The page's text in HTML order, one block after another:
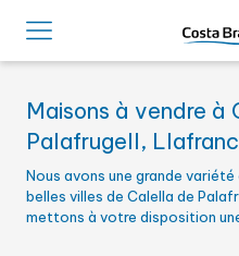
Maisons à vendre à
Palafrugell,
Nous avons une grande
belles villes de Calella de
mettons à votre disposition